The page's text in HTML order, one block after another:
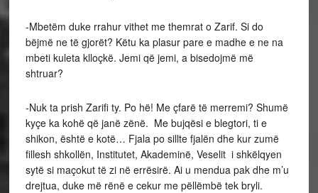
-Mbetëm duke rrahur vithet me themrat o Zarif. Si do
bëjmë ne të gjorët? Këtu ka plasur pare e madhe e ne na
mbeti kuleta klloçkë. Jemi që jemi, a bisedojmë më
shtruar?
-Nuk ta prish Zarifi ty. Po hë! Me çfarë të merremi? Shumë
kyçe ka kohë që janë zënë. Me bujqësi e blegtori, ti e
shikon, është e kotë… Fjala po sillte fjalën dhe kur zumë
fillesh shkollën, Institutet, Akademinë, Veselit i shkëlqyen
sytë si maçokut të zi në errësirë. Ai u mendua pak dhe m’u
drejtua, duke më rënë e cekur me pëllëmbë tek bryli.